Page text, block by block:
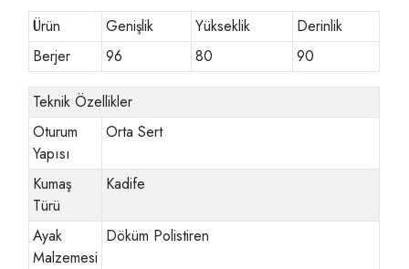
Ürün Genişlik Yükseklik
Derinlik
Berjer
96 80 90
Teknik Özellikler
Oturum
Yapısı
Orta Sert
Kumaş
Türü
Kadife
Ayak
Malzemesi
Döküm Polistiren